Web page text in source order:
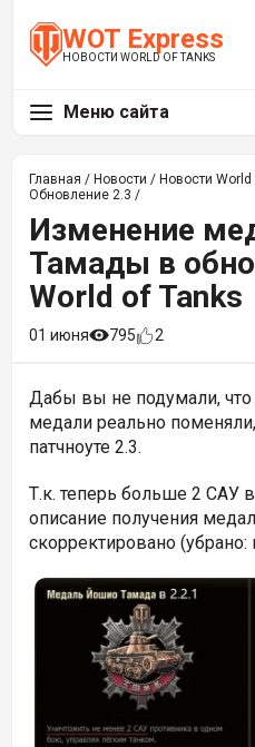
WOT Express
НОВОСТИ WORLD OF TANKS
Меню сайта
Главная / Новости / Новости World
Обновление 2.3 /
Изменение
Тамады в
World of Tanks
01 июня 795 2
Дабы вы не подумали, что
медали реально
патчноуте 2.3.
Т.к. теперь больше 2 САУ
описание получения
скорректировано (убрано: